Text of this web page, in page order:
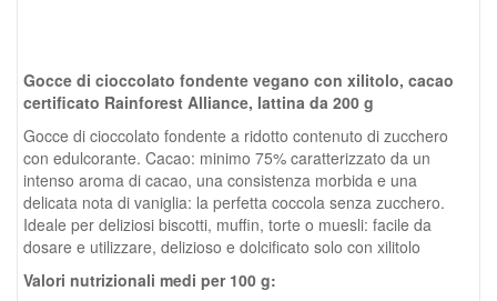
Gocce di cioccolato fondente vegano con xilitolo, cacao
certificato Rainforest Alliance, lattina da 200 g
Gocce di cioccolato fondente a ridotto contenuto di zucchero
con edulcorante. Cacao: minimo 75% caratterizzato da un
intenso aroma di cacao, una consistenza morbida e una
delicata nota di vaniglia: la perfetta coccola senza zucchero.
Ideale per deliziosi biscotti, muffin, torte o muesli: facile da
dosare e utilizzare, delizioso e dolcificato solo con xilitolo
Valori nutrizionali medi per 100 g: